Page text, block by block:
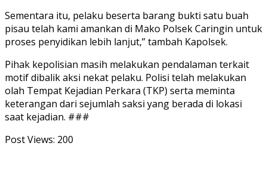
Sementara itu, pelaku beserta barang bukti satu buah
pisau telah kami amankan di Mako Polsek Caringin untuk
proses penyidikan lebih lanjut,” tambah Kapolsek.
Pihak kepolisian masih melakukan pendalaman terkait
motif dibalik aksi nekat pelaku. Polisi telah melakukan
olah Tempat Kejadian Perkara (TKP) serta meminta
keterangan dari sejumlah saksi yang berada di lokasi
saat kejadian. ###
Post Views: 200